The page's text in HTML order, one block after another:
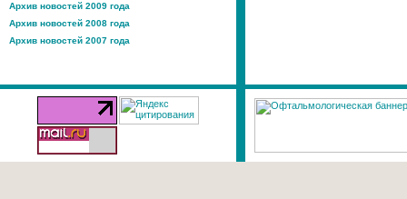
Архив новостей 2009 года
Архив новостей 2008 года
Архив новостей 2007 года